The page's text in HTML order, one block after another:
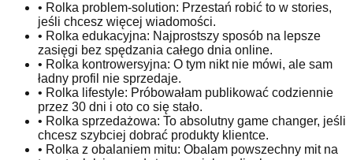
• Rolka problem-solution: Przestań robić to w stories,
jeśli chcesz więcej wiadomości.
• Rolka edukacyjna: Najprostszy sposób na lepsze
zasięgi bez spędzania całego dnia online.
• Rolka kontrowersyjna: O tym nikt nie mówi, ale sam
ładny profil nie sprzedaje.
• Rolka lifestyle: Próbowałam publikować codziennie
przez 30 dni i oto co się stało.
• Rolka sprzedażowa: To absolutny game changer, jeśli
chcesz szybciej dobrać produkty klientce.
• Rolka z obalaniem mitu: Obalam powszechny mit na